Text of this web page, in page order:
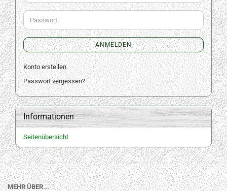
Adresse
Passwort
ANMELDEN
Konto erstellen
Passwort vergessen?
Informationen
Seitenübersicht
MEHR ÜBER...